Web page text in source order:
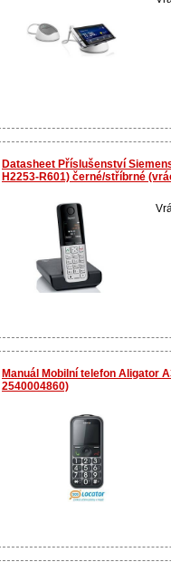
Datasheet Příslušenství
H2253-R601) černé/stříbrné
Manuál Mobilní telefon Aligator
2540004860)